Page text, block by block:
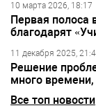
10 марта 2026, 18:17
Первая полоса
благодарят
11 декабря 2025,
Решение
много
Все топ новости